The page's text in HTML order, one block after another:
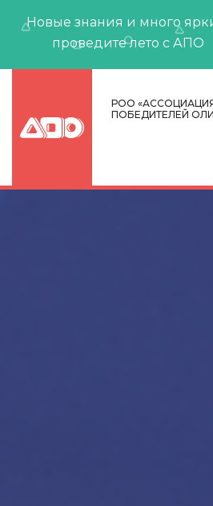
Новые знания и много
проведите лето с АПО
РОО
ПОБЕДИТЕЛЕЙ